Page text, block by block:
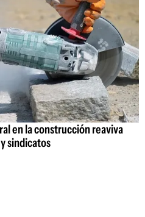
en la construcción reaviva
sindicatos